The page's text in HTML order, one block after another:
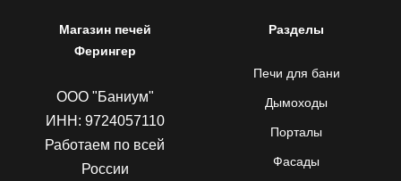
Магазин печей
Ферингер
ООО "Баниум"
ИНН: 9724057110
Работаем по всей
России
Разделы
Печи для бани
Дымоходы
Порталы
Фасады